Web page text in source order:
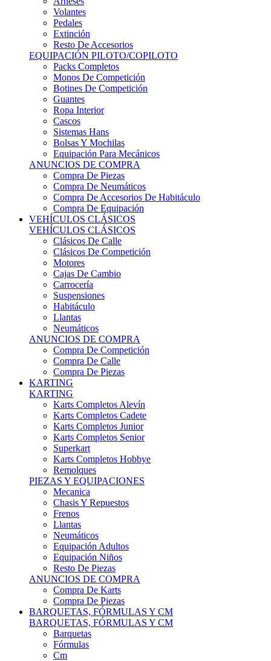
Volantes
Pedales
Extinción
Resto De Accesorios
EQUIPACIÓN PILOTO/COPILOTO
Packs Completos
Monos De Competición
Botines De Competición
Guantes
Ropa Interior
Cascos
Sistemas Hans
Bolsas Y Mochilas
Equipación Para Mecánicos
ANUNCIOS DE COMPRA
Compra De Piezas
Compra De Neumáticos
Compra De Accesorios De Habitáculo
Compra De Equipación
VEHÍCULOS CLÁSICOS
VEHÍCULOS CLÁSICOS
Clásicos De Calle
Clásicos De Competición
Motores
Cajas De Cambio
Carrocería
Suspensiones
Habitáculo
Llantas
Neumáticos
ANUNCIOS DE COMPRA
Compra De Competición
Compra De Calle
Compra De Piezas
KARTING
KARTING
Karts Completos Alevín
Karts Completos Cadete
Karts Completos Junior
Karts Completos Senior
Superkart
Karts Completos Hobbye
Remolques
PIEZAS Y EQUIPACIONES
Mecanica
Chasis Y Repuestos
Frenos
Llantas
Neumáticos
Equipación Adultos
Equipación Niños
Resto De Piezas
ANUNCIOS DE COMPRA
Compra De Karts
Compra De Piezas
BARQUETAS, FÓRMULAS Y CM
BARQUETAS, FÓRMULAS Y CM
Barquetas
Fórmulas
Cm